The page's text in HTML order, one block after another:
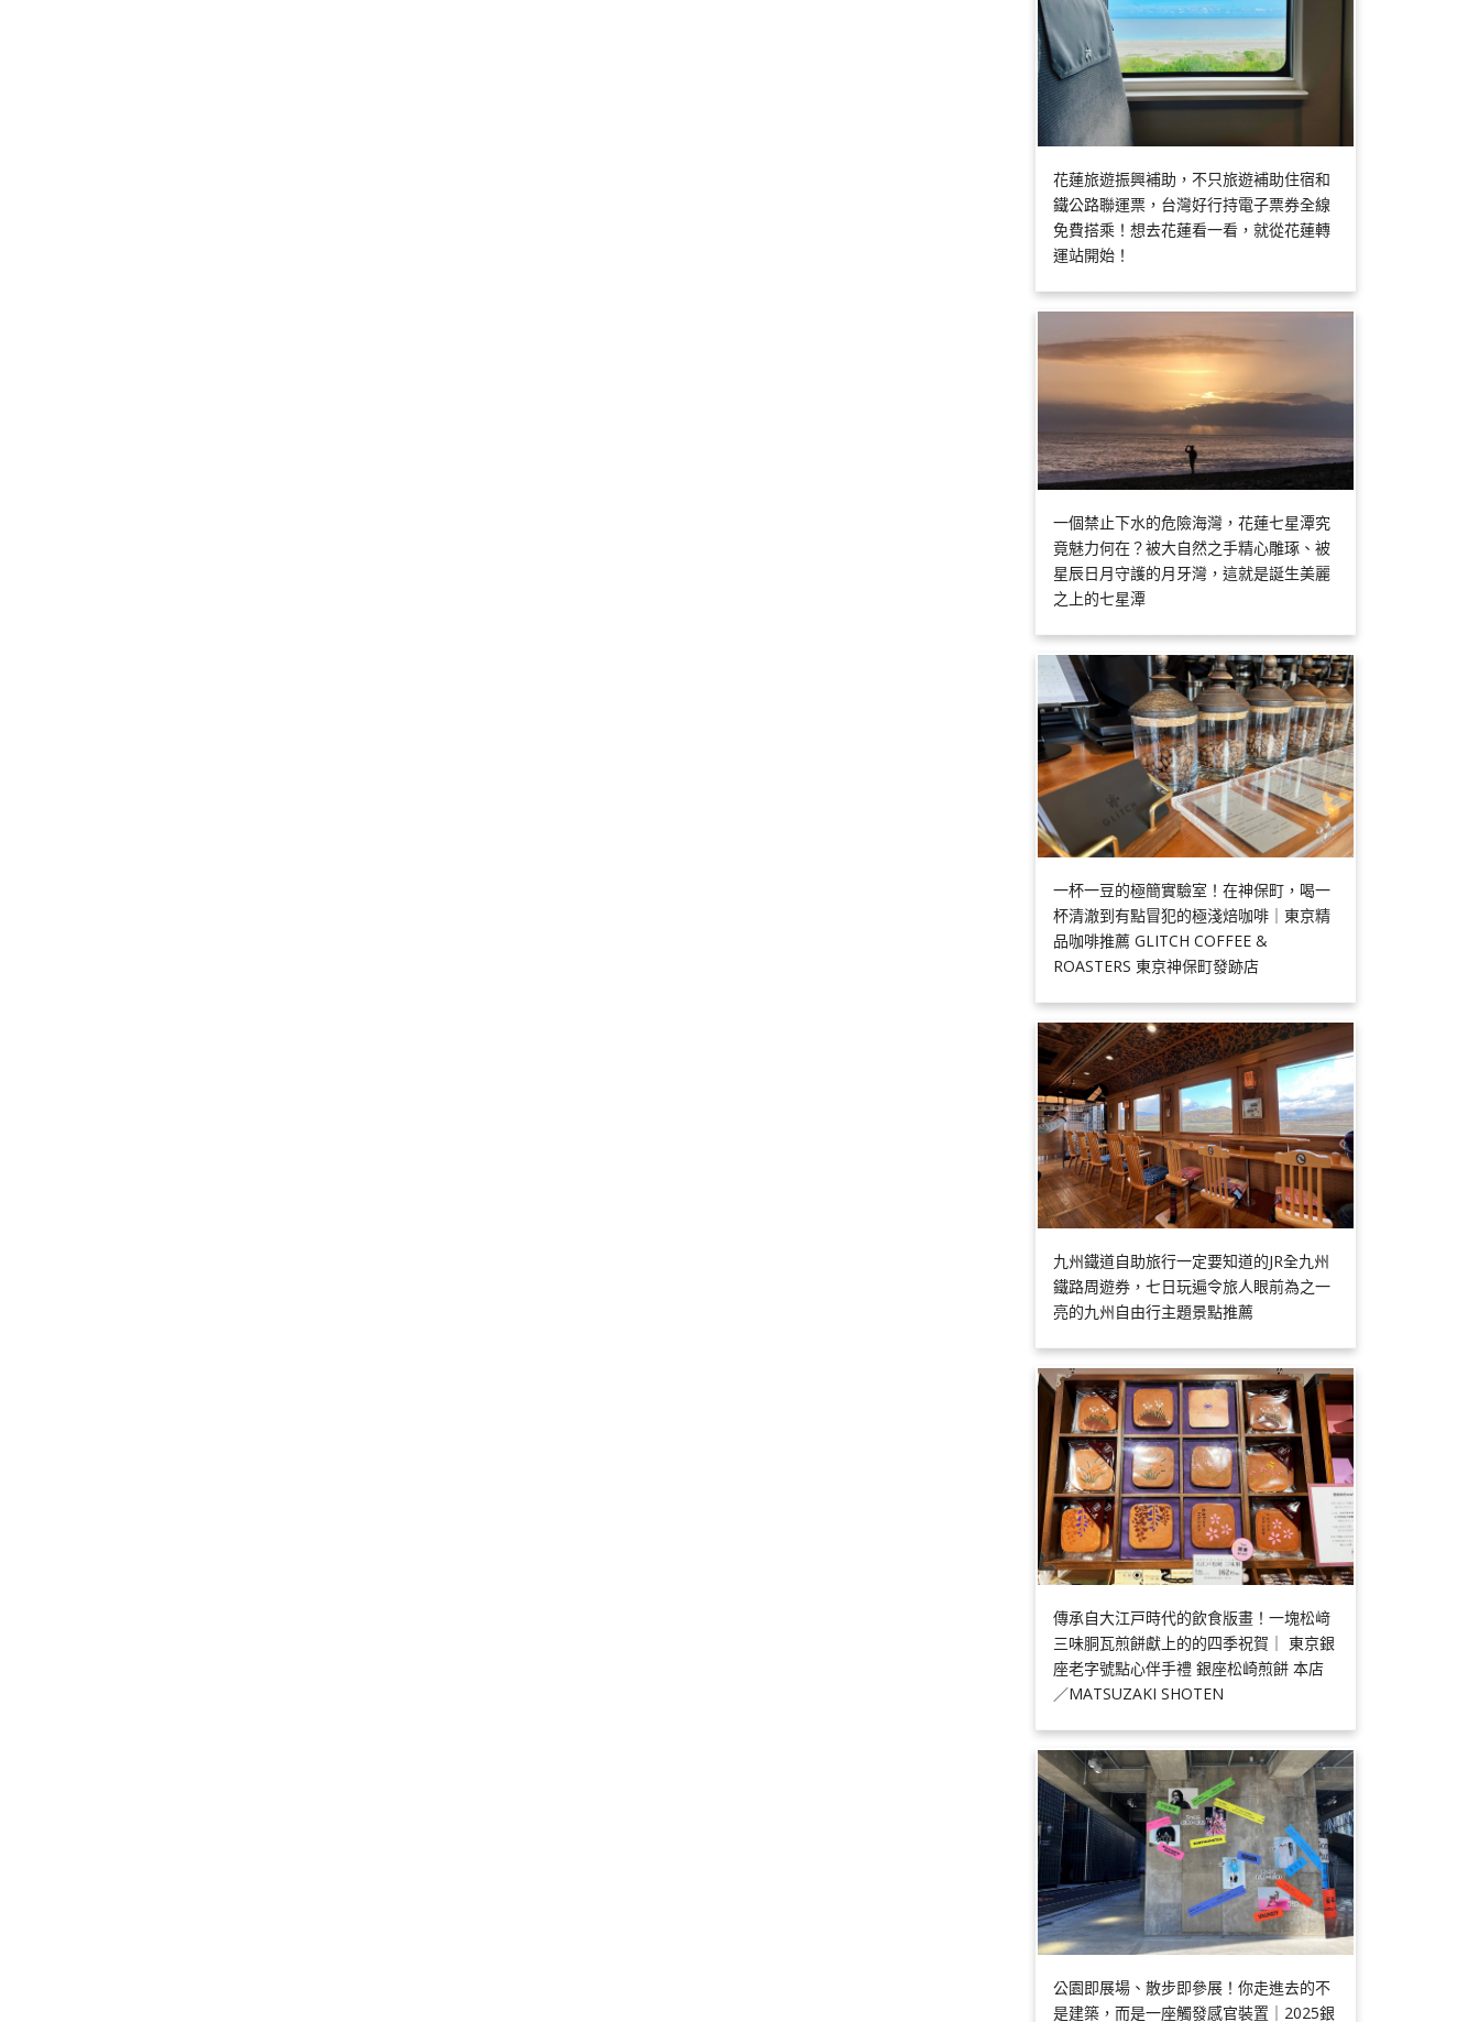
花蓮旅遊振興補助，不只旅遊補助住宿和
鐵公路聯運票，台灣好行持電子票券全線
免費搭乘！想去花蓮看一看，就從花蓮轉
運站開始！
一個禁止下水的危險海灣，花蓮七星潭究
竟魅力何在？被大自然之手精心雕琢、被
星辰日月守護的月牙灣，這就是誕生美麗
之上的七星潭
一杯一豆的極簡實驗室！在神保町，喝一
杯清澈到有點冒犯的極淺焙咖啡｜東京精
品咖啡推薦 GLITCH COFFEE &
ROASTERS 東京神保町發跡店
九州鐵道自助旅行一定要知道的JR全九州
鐵路周遊券，七日玩遍令旅人眼前為之一
亮的九州自由行主題景點推薦
傳承自大江戸時代的飲食版畫！一塊松﨑
三味胴瓦煎餅獻上的的四季祝賀｜ 東京銀
座老字號點心伴手禮 銀座松崎煎餅 本店
／MATSUZAKI SHOTEN
公園即展場、散步即參展！你走進去的不
是建築，而是一座觸發感官裝置｜2025銀